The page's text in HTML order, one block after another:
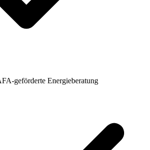
geförderte Energieberatung